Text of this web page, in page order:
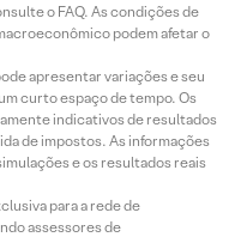
o FAQ. As condições de
podem afetar o
apresentar variações e seu
curto espaço de tempo. Os
indicativos de resultados
de impostos. As informações
e os resultados reais
para a rede de
assessores de